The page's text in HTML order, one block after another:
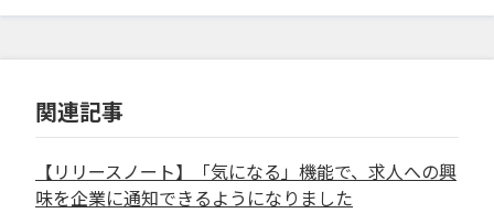
関連記事
【リリースノート】「気になる」機能で、求人への興
味を企業に通知できるようになりました